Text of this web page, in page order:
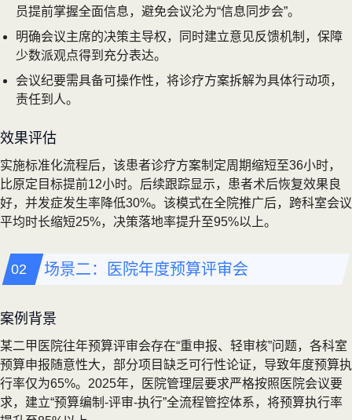
员提前掌握全面信息，避免会议沦为“信息同步会”。
明确会议主席的决策主导权，同时建立意见反馈机制，保障
少数派观点得到充分表达。
会议纪要需具备可操作性，将诊疗方案拆解为具体行动项，
责任到人。
效果评估
实施标准化流程后，该患者诊疗方案制定周期缩短至36小时，
比原定目标提前12小时。后续跟踪显示，患者术后恢复效果良
好，并发症发生率降低30%。该模式在全院推广后，跨科室会议
平均时长缩短25%，决策落地率提升至95%以上。
场景二：医院年度预算评审会
案例背景
某二甲医院往年预算评审会存在“重申报、轻审核”问题，各科室
预算申报随意性大，部分项目缺乏可行性论证，导致年度预算执
行率仅为65%。2025年，医院管理层要求严格按照医院会议要
求，建立“预算编制-评审-执行”全流程管控体系，将预算执行率